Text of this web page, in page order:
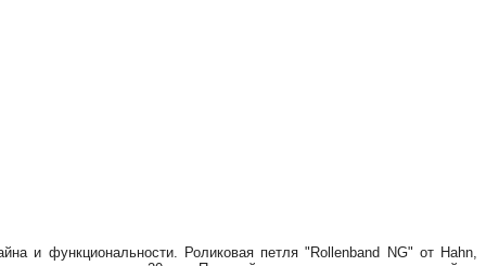
и функциональности. Роликовая петля "Rol­len­band NG" от Hahn,